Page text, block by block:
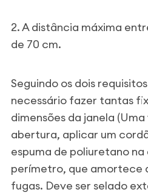
2. A distância máxima
de 70 cm.
Seguindo os dois
necessário fazer tantas
dimensões da janela
abertura, aplicar um
espuma de poliuretano
perímetro, que amortece
fugas. Deve ser selado